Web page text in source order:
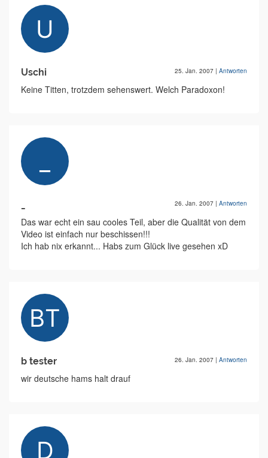
Uschi 25. Jan. 2007 | Antworten
Keine Titten, trotzdem sehenswert. Welch Paradoxon!
26. Jan. 2007 | Antworten
Das war echt ein sau cooles Teil, aber die Qualität von dem
Video ist einfach nur beschissen!!!
Ich hab nix erkannt... Habs zum Glück live gesehen xD
b tester 26. Jan. 2007 | Antworten
wir deutsche hams halt drauf